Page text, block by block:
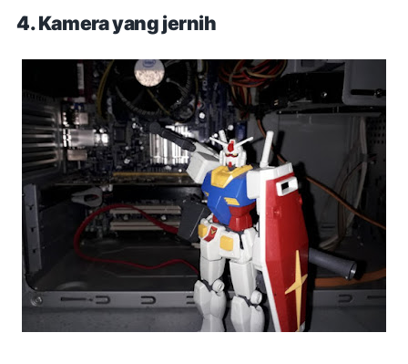
4. Kamera yang jernih